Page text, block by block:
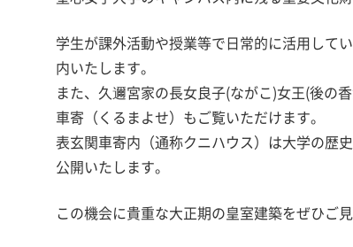
学生が課外活動や授業等で日常的に活用して
内いたします。
また、久邇宮家の長女良子(ながこ)女王(後の
車寄（くるまよせ）もご覧いただけます。
表玄関車寄内（通称クニハウス）は大学の歴
公開いたします。
この機会に貴重な大正期の皇室建築をぜひご見